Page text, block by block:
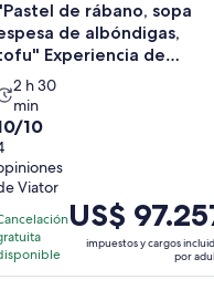
de rábano, sopa
de albóndigas,
Experiencia de
comida l...
La
actividad
dura
horas
30
minutos
2 h 30
min
10
Viator
El
precio
de
US$
impuestos y cargos
por